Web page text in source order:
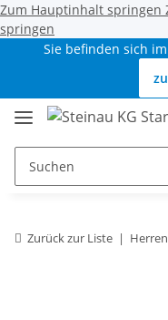
Zum Hauptinhalt springen
springen
Sie befinden sich
Zurück zur Liste Herren